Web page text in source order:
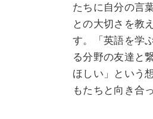
たちに自分の言
との大切さを教
す。「英語を学
る分野の友達と
ほしい」という
もたちと向き合